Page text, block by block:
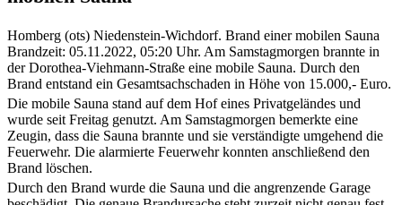
Homberg (ots) Niedenstein-Wichdorf. Brand einer mobilen Sauna
Brandzeit: 05.11.2022, 05:20 Uhr. Am Samstagmorgen brannte in
der Dorothea-Viehmann-Straße eine mobile Sauna. Durch den
Brand entstand ein Gesamtsachschaden in Höhe von 15.000,- Euro.
Die mobile Sauna stand auf dem Hof eines Privatgeländes und
wurde seit Freitag genutzt. Am Samstagmorgen bemerkte eine
Zeugin, dass die Sauna brannte und sie verständigte umgehend die
Feuerwehr. Die alarmierte Feuerwehr konnten anschließend den
Brand löschen.
Durch den Brand wurde die Sauna und die angrenzende Garage